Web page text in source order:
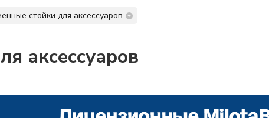
стойки для аксессуаров
аксессуаров